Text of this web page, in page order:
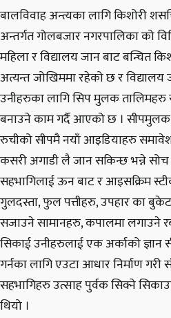
बालविवाह अन्त्यका लागि किशोरी
अन्तर्गत गोलबजार नगरपालिका को
महिला र विद्यालय जान बाट बन्चित
अत्यन्त जोखिममा रहेको छ र
उनीहरुका लागि सिप मुलक तालिमहरु
बनाउने काम गर्दै आएको छ । सीपमुलक
रुचीको सीपमै नयाँ आइडियाहरु
कसरी अगाडी लै जान सकिन्छ भन्ने
सहभागिलाई ऊन बाट र आइसक्रिम
गुलदस्ता, फुल पत्तीहरु, उपहार का
सजाउने सामानहरु, कपालमा लगाउने
सिकाई उनीहरुलाई एक अर्काको ज्ञान
गर्नका लागि एउटा आधार निर्माण गरी
सहभागिहरु उत्साह पुर्वक सिक्ने
थियो ।